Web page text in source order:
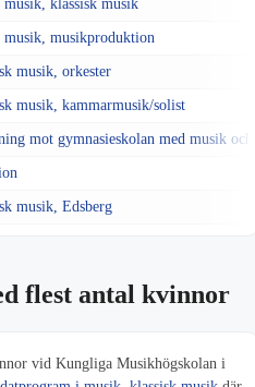
klassisk musik
musikproduktion
musik, orkester
musik, kammarmusik/solist
mot gymnasieskolan med musik
musik, Edsberg
flest antal kvinnor
vid Kungliga Musikhögskolan i